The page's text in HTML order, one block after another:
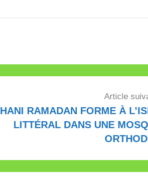
Article
HANI RAMADAN FORME À
LITTÉRAL DANS UNE